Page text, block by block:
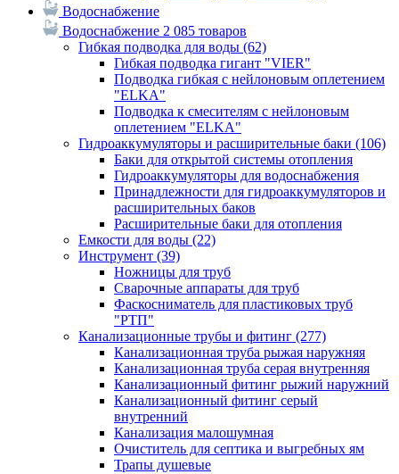
Водоснабжение
Водоснабжение 2 085 товаров
Гибкая подводка для воды (62)
Гибкая подводка гигант "VIER"
Подводка гибкая с нейлоновым оплетением
"ELKA"
Подводка к смесителям с нейлоновым
оплетением "ELKA"
Гидроаккумуляторы и расширительные баки (106)
Баки для открытой системы отопления
Гидроаккумуляторы для водоснабжения
Принадлежности для гидроаккумуляторов и
расширительных баков
Расширительные баки для отопления
Емкости для воды (22)
Инструмент (39)
Ножницы для труб
Сварочные аппараты для труб
Фаскосниматель для пластиковых труб
"РТП"
Канализационные трубы и фитинг (277)
Канализационная труба рыжая наружняя
Канализационная труба серая внутренняя
Канализационный фитинг рыжий наружний
Канализационный фитинг серый
внутренний
Канализация малошумная
Очиститель для септика и выгребных ям
Трапы душевые